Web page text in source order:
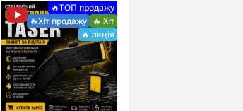
🔥ТОП продажу
🔥Хіт продажу 🔥 Хіт
🔥 акція